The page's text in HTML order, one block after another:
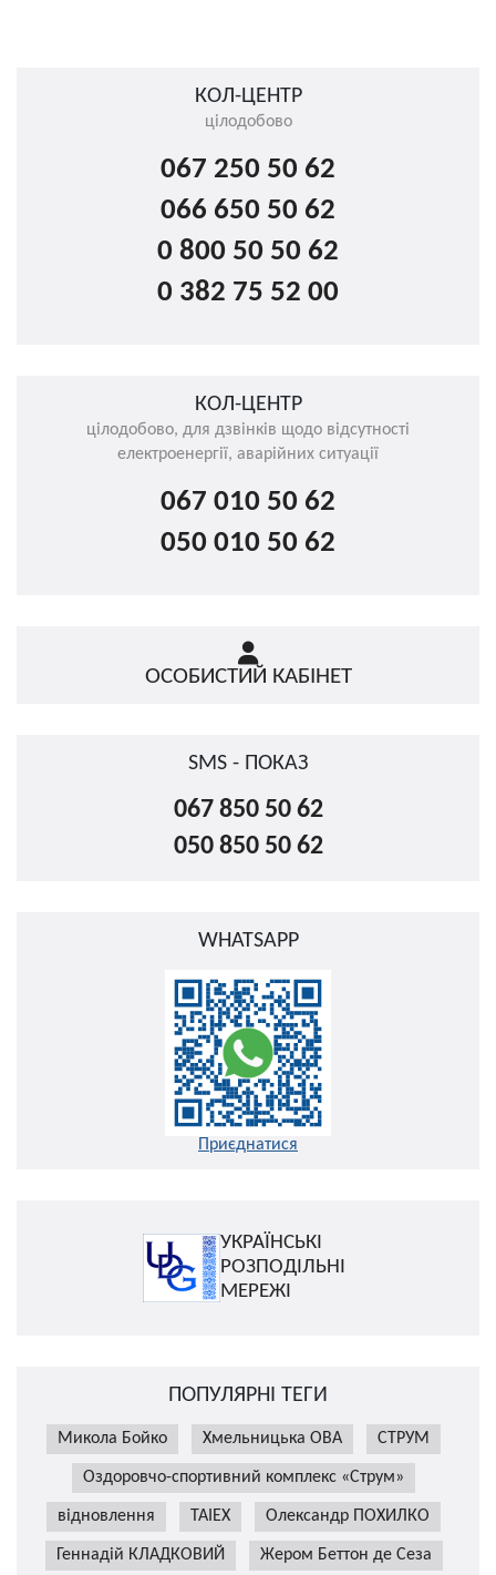
КОЛ-ЦЕНТР
цілодобово
067 250 50 62
066 650 50 62
0 800 50 50 62
0 382 75 52 00
КОЛ-ЦЕНТР
цілодобово, для дзвінків щодо відсутності
електроенергії, аварійних ситуації
067 010 50 62
050 010 50 62
ОСОБИСТИЙ КАБІНЕТ
SMS - ПОКАЗ
067 850 50 62
050 850 50 62
WHATSAPP
Приєднатися
УКРАЇНСЬКІ
РОЗПОДІЛЬНІ
МЕРЕЖІ
ПОПУЛЯРНІ ТЕГИ
Микола Бойко Хмельницька ОВА СТРУМ
Оздоровчо-спортивний комплекс «Струм»
відновлення TAIEX Олександр ПОХИЛКО
Геннадій КЛАДКОВИЙ Жером Беттон де Сеза